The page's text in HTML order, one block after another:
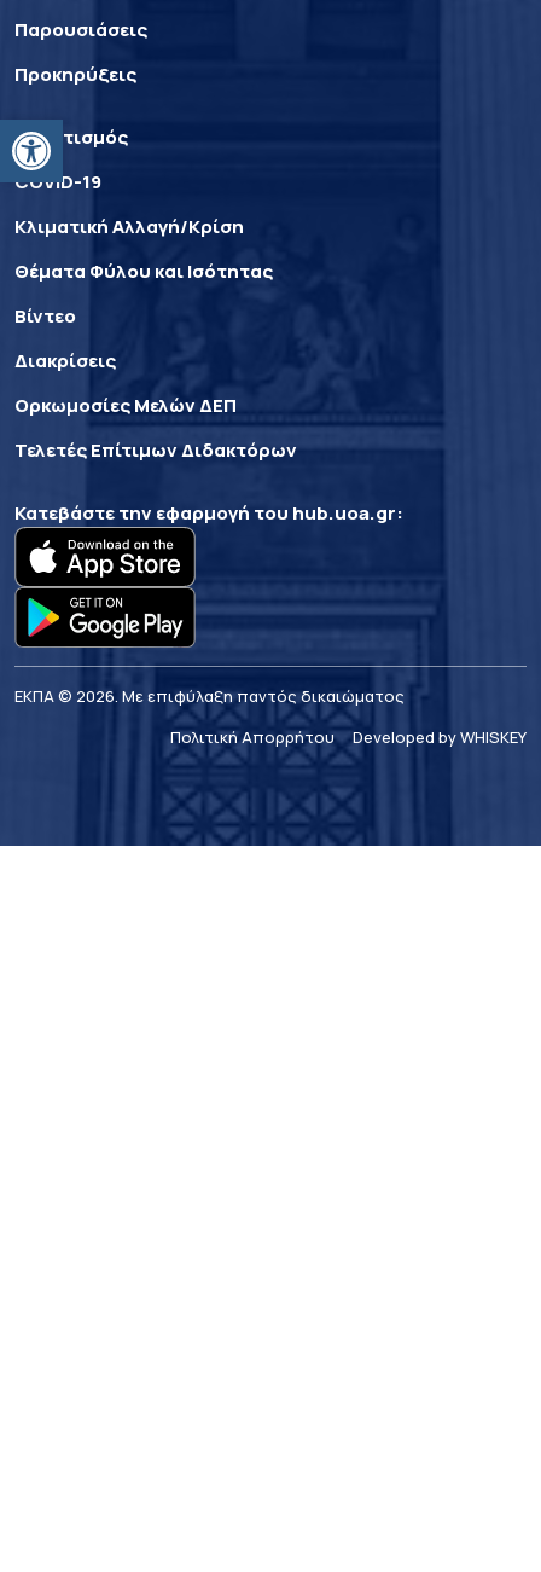
Ανοίξτε τη γραμμή εργαλείων
Παρουσιάσεις
Προκηρύξεις
Αθλητισμός
COVID-19
Κλιματική Αλλαγή/Κρίση
Θέματα Φύλου και Ισότητας
Βίντεο
Διακρίσεις
Ορκωμοσίες Μελών ΔΕΠ
Τελετές Επίτιμων Διδακτόρων
Κατεβάστε την εφαρμογή του hub.uoa.gr:
ΕΚΠΑ © 2026. Με επιφύλαξη παντός δικαιώματος
Πολιτική Απορρήτου
Developed by WHISKEY